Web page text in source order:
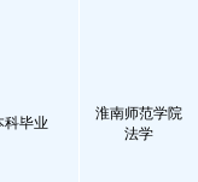
科毕业
淮南师范学院
法学